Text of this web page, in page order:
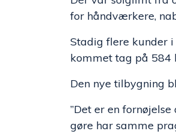
for håndværkere,
Stadig flere kunder
kommet tag på 584
Den nye tilbygning
”Det er en
gøre har samme